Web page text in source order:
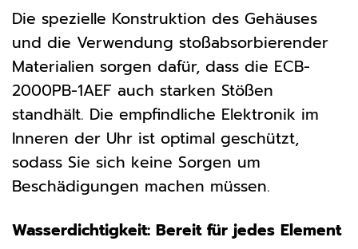
Die spezielle Konstruktion des Gehäuses
und die Verwendung stoßabsorbierender
Materialien sorgen dafür, dass die ECB-
2000PB-1AEF auch starken Stößen
standhält. Die empfindliche Elektronik im
Inneren der Uhr ist optimal geschützt,
sodass Sie sich keine Sorgen um
Beschädigungen machen müssen.
Wasserdichtigkeit: Bereit für jedes Element